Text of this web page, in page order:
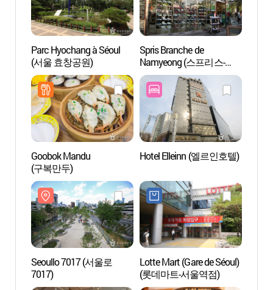
Parc Hyochang à Séoul
(서울 효창공원)
Spris Branche de
Namyeong (스프리스-
남영점)
Goobok Mandu
(구복만두)
Hotel Elleinn (엘르인호텔)
Seoullo 7017 (서울로
7017)
Lotte Mart (Gare de Séoul)
(롯데마트-서울역점)